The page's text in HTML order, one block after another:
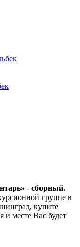
- сборный.
группе в
купите
и месте Вас будет